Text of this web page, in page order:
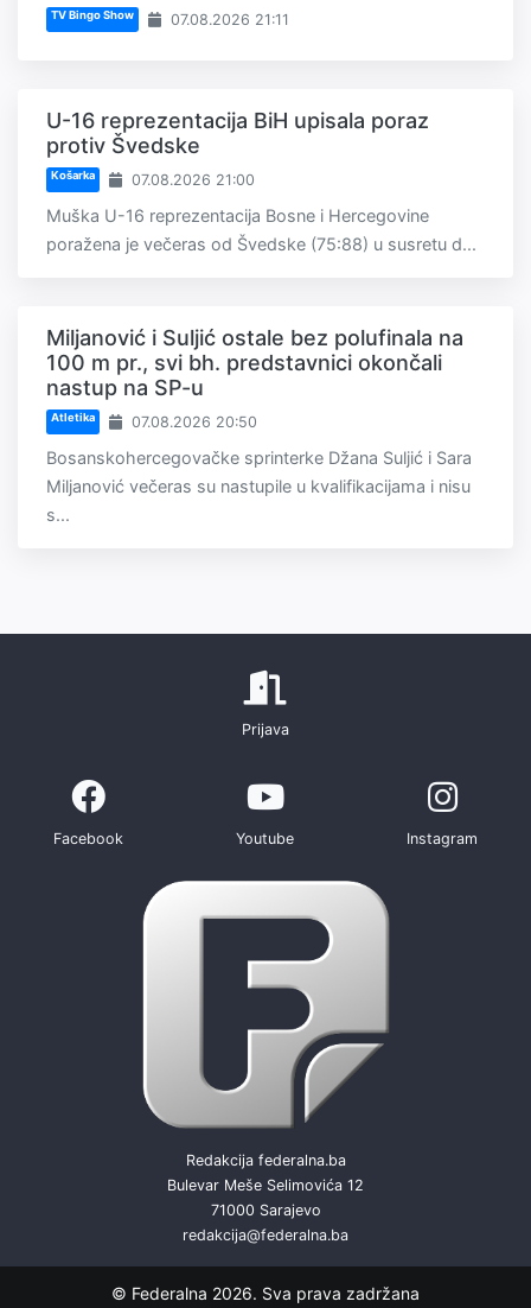
TV Bingo Show 07.08.2026 21:11
U-16 reprezentacija BiH upisala poraz
protiv Švedske
Košarka 07.08.2026 21:00
Muška U-16 reprezentacija Bosne i Hercegovine
poražena je večeras od Švedske (75:88) u susretu d...
Miljanović i Suljić ostale bez polufinala na
100 m pr., svi bh. predstavnici okončali
nastup na SP-u
Atletika 07.08.2026 20:50
Bosanskohercegovačke sprinterke Džana Suljić i Sara
Miljanović večeras su nastupile u kvalifikacijama i nisu
s...
Prijava
Facebook Youtube Instagram
Redakcija federalna.ba
Bulevar Meše Selimovića 12
71000 Sarajevo
redakcija@federalna.ba
© Federalna 2026. Sva prava zadržana